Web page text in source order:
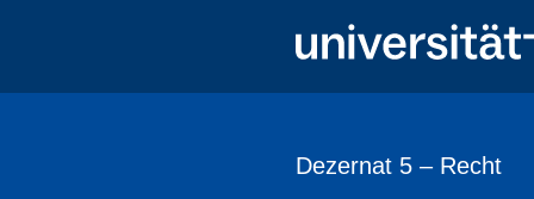
Dezernat 5 – Recht